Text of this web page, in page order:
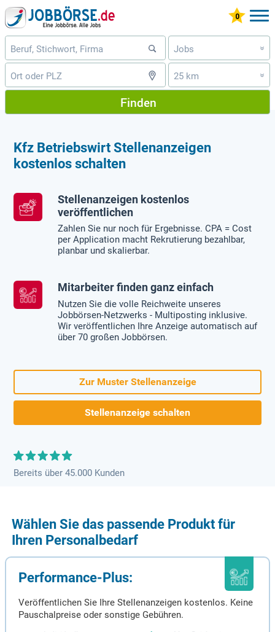
Jobs »
25 km »
Finden
Kfz Betriebswirt Stellenanzeigen
kostenlos schalten
Stellenanzeigen kostenlos
veröffentlichen
Zahlen Sie nur noch für Ergebnisse. CPA = Cost
per Application macht Rekrutierung bezahlbar,
planbar und skalierbar.
Mitarbeiter finden ganz einfach
Nutzen Sie die volle Reichweite unseres
Jobbörsen-Netzwerks - Multiposting inklusive.
Wir veröffentlichen Ihre Anzeige automatisch auf
über 70 großen Jobbörsen.
Zur Muster Stellenanzeige
Stellenanzeige schalten
Bereits über 45.000 Kunden
Wählen Sie das passende Produkt für
Ihren Personalbedarf
Performance-Plus:
Veröffentlichen Sie Ihre Stellenanzeigen kostenlos. Keine
Pauschalpreise oder sonstige Gebühren.